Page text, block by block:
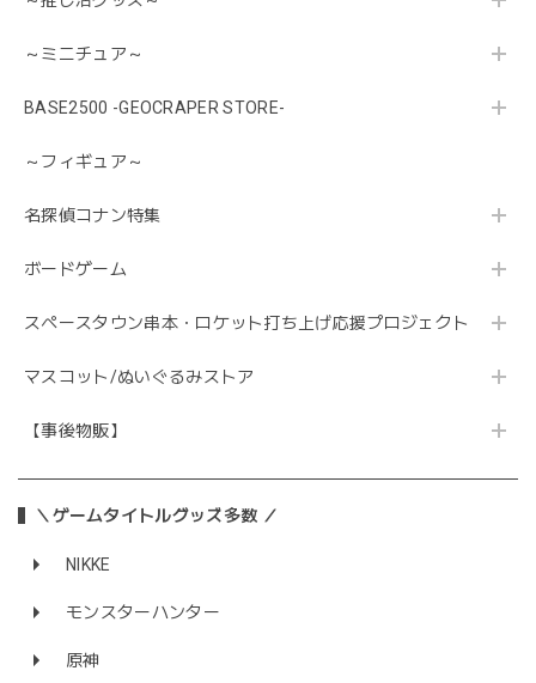
～ミニチュア～
BASE2500 -GEOCRAPER STORE-
～フィギュア～
名探偵コナン特集
ボードゲーム
スペースタウン串本・ロケット打ち上げ応援プロジェクト
マスコット/ぬいぐるみストア
【事後物販】
＼ゲームタイトルグッズ多数 ／
NIKKE
モンスターハンター
原神